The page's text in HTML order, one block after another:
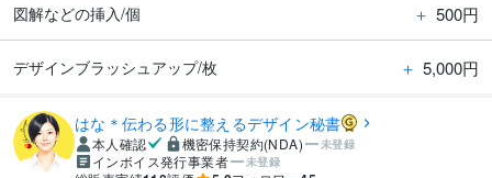
図解などの挿入/個 ＋ 500円
デザインブラッシュアップ/枚 ＋ 5,000円
はな＊伝わる形に整えるデザイン秘書
本人確認 機密保持契約(NDA) 未登録
インボイス発行事業者 未登録